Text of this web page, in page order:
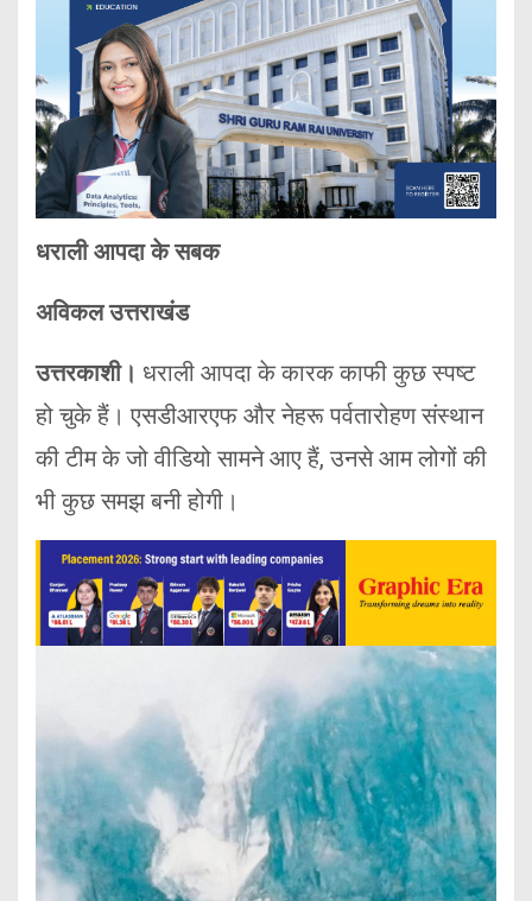
धराली आपदा के सबक
अविकल उत्तराखंड
उत्तरकाशी। धराली आपदा के कारक काफी कुछ स्पष्ट
हो चुके हैं। एसडीआरएफ और नेहरू पर्वतारोहण संस्थान
की टीम के जो वीडियो सामने आए हैं, उनसे आम लोगों की
भी कुछ समझ बनी होगी।